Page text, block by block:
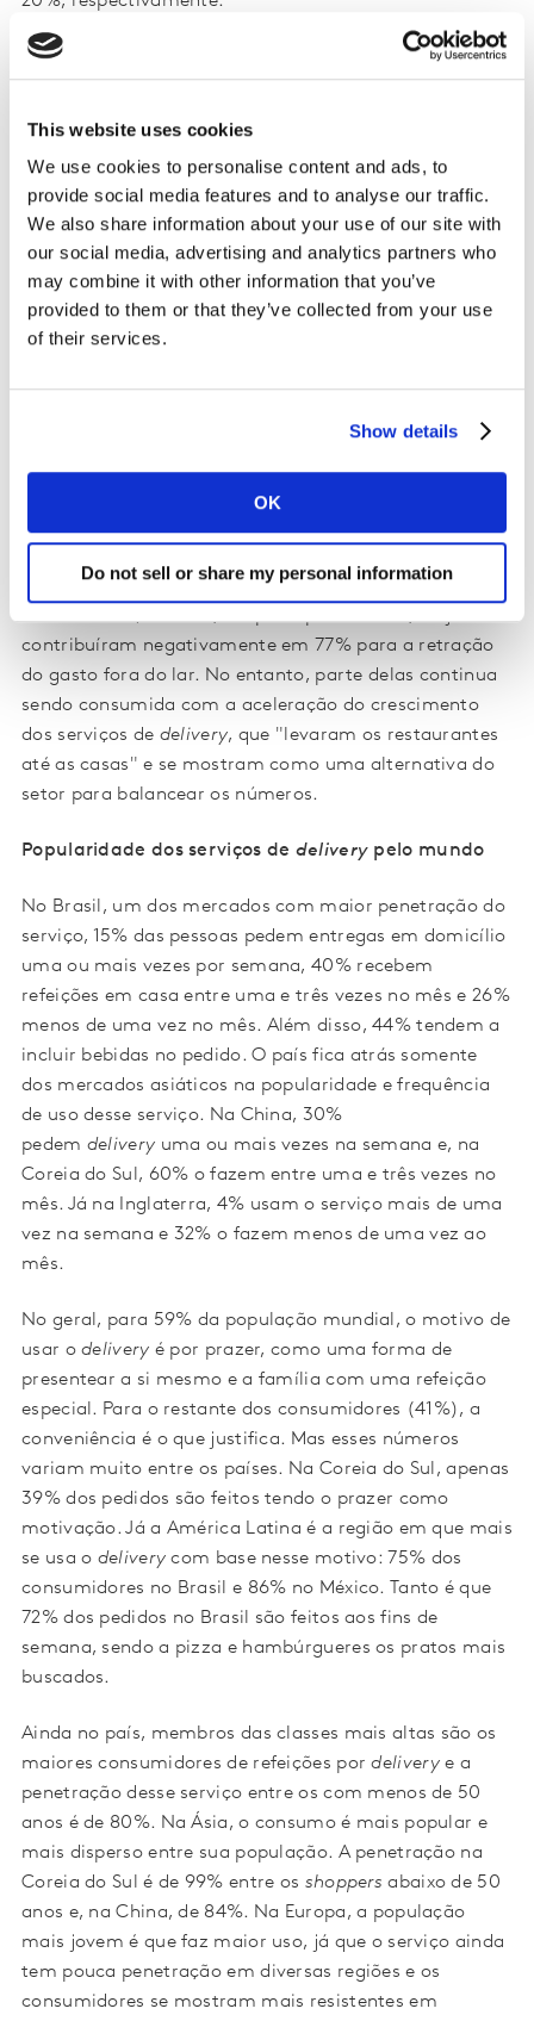
This website uses cookies
We use cookies to personalise content and ads, to
provide social media features and to analyse our traffic.
We also share information about your use of our site with
our social media, advertising and analytics partners who
may combine it with other information that you’ve
provided to them or that they’ve collected from your use
of their services.
Show details
OK
Do not sell or share my personal information
Isso se explica pela combinação de dois fatores: baixa
cafés. No entanto, olhando para o canal globalmente,
ele era considerado o setor mais promissor no ano
passado. Porém, atualmente é o responsável por mais
da metade do gasto neste ano.
Apesar do declínio geral, os snacksvêm mostrando
rápida recuperação com a transferência do consumo
fortemente em gasto total (dentro e fora do lar) no
patamar de 14%, comparando o período de janeiro a
agosto de 2020 com o mesmo período do ano passado.
impacto da Covid-19 no setor é ainda maior.
contribuíram negativamente em 77% para a retração
do gasto fora do lar. No entanto, parte delas continua
sendo consumida com a aceleração do crescimento
dos serviços de delivery, que "levaram os restaurantes
até as casas" e se mostram como uma alternativa do
setor para balancear os números.
Popularidade dos serviços de delivery pelo mundo
No Brasil, um dos mercados com maior penetração do
serviço, 15% das pessoas pedem entregas em domicílio
uma ou mais vezes por semana, 40% recebem
refeições em casa entre uma e três vezes no mês e 26%
menos de uma vez no mês. Além disso, 44% tendem a
incluir bebidas no pedido. O país fica atrás somente
dos mercados asiáticos na popularidade e frequência
de uso desse serviço. Na China, 30%
pedem delivery uma ou mais vezes na semana e, na
Coreia do Sul, 60% o fazem entre uma e três vezes no
mês. Já na Inglaterra, 4% usam o serviço mais de uma
vez na semana e 32% o fazem menos de uma vez ao
mês.
No geral, para 59% da população mundial, o motivo de
usar odelivery é por prazer, como uma forma de
presentear a si mesmo e a família com uma refeição
especial. Para o restante dos consumidores (41%), a
conveniência é o que justifica. Mas esses números
variam muito entre os países. Na Coreia do Sul, apenas
39% dos pedidos são feitos tendo o prazer como
motivação. Já a América Latina é a região em que mais
se usa o delivery com base nesse motivo: 75% dos
consumidores no Brasil e 86% no México. Tanto é que
72% dos pedidos no Brasil são feitos aos fins de
semana, sendo a pizza e hambúrgueres os pratos mais
buscados.
Ainda no país, membros das classes mais altas são os
maiores consumidores de refeições pordeliverye a
penetração desse serviço entre os com menos de 50
anos é de 80%. Na Ásia, o consumo é mais popular e
mais disperso entre sua população. A penetração na
Coreia do Sul é de 99% entre os shoppers abaixo de 50
anos e, na China, de 84%. Na Europa, a população
mais jovem é que faz maior uso, já que o serviço ainda
tem pouca penetração em diversas regiões e os
consumidores se mostram mais resistentes em